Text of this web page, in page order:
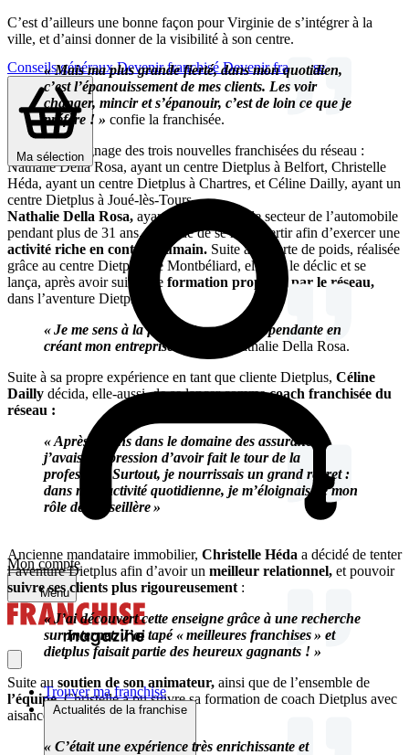
Conseils générauxDevenir franchiséDevenir franchiseur
Ma sélection
Mon compte
Menu
Trouver ma franchise
Actualités de la franchise
C’est d’ailleurs une bonne façon pour Virginie de s’intégrer à la
ville, et d’ainsi donner de la visibilité à son centre.
« Mais ma plus grande fierté, dans mon quotidien,
c’est l’épanouissement de mes clients. Les voir
changer, mincir et s’épanouir, c’est de loin ce que je
préfère ! » confie la franchisée.
Voici le témoignage des trois nouvelles franchisées du réseau :
Nathalie Della Rosa, ayant un centre Dietplus à Belfort, Christelle
Héda, ayant un centre Dietplus à Chartres, et Céline Dailly, ayant un
centre Dietplus à Joué-lès-Tours.
Nathalie Della Rosa, ayant travaillé dans le secteur de l’automobile
pendant plus de 31 ans, a décidé de se reconvertir afin d’exercer une
activité riche en contact humain. Suite à sa perte de poids, réalisée
grâce au centre Dietplus de Montbéliard, elle eut le déclic et se
lança, après avoir suivi une formation proposée par le réseau,
dans l’aventure Dietplus :
« Je me sens à la fois soutenue et indépendante en
créant mon entreprise »
, confie Nathalie Della Rosa.
Suite à sa propre expérience en tant que cliente Dietplus, Céline
Dailly décida, elle-aussi, de se lancer commecoach franchisée du
réseau :
« Après 10 ans dans le domaine des assurances,
j’avais l’impression d’avoir fait le tour de la
profession. Surtout, je nourrissais un grand regret :
dans mon activité quotidienne, je m’éloignais de mon
rôle de conseillère »
Ancienne mandataire immobilier, Christelle Héda a décidé de tenter
l’aventure Dietplus afin d’avoir un meilleur relationnel, et pouvoir
suivre ses clients plus rigoureusement :
« J’ai découvert cette enseigne grâce à une recherche
sur Internet. J’ai tapé « meilleures franchises » et
dietplus faisait partie des heureux gagnants ! »
Suite au soutien de son animateur, ainsi que de l’ensemble de
l’équipe,Christelle a pu suivre sa formation de coach Dietplus avec
aisance :
« C’était une expérience très enrichissante et